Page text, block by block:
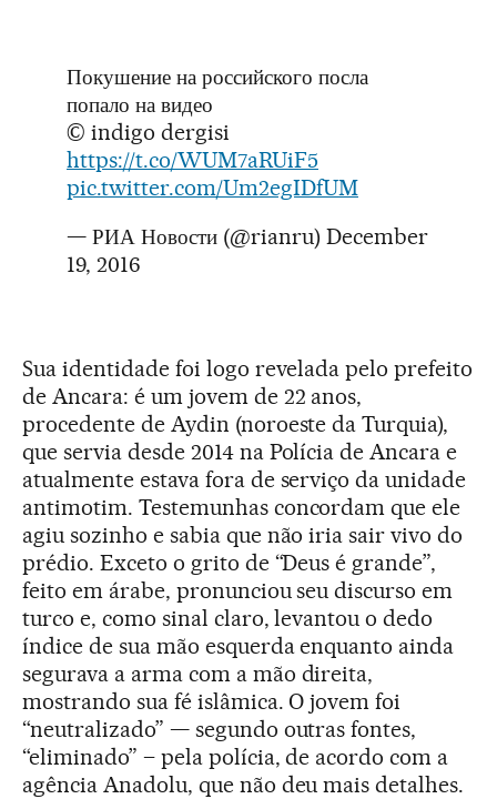
Покушение на российского посла
попало на видео
© indigo dergisi
https://t.co/WUM7aRUiF5
pic.twitter.com/Um2egIDfUM
— РИА Новости (@rianru) December
19, 2016
Sua identidade foi logo revelada pelo prefeito
de Ancara: é um jovem de 22 anos,
procedente de Aydin (noroeste da Turquia),
que servia desde 2014 na Polícia de Ancara e
atualmente estava fora de serviço da unidade
antimotim. Testemunhas concordam que ele
agiu sozinho e sabia que não iria sair vivo do
prédio. Exceto o grito de “Deus é grande”,
feito em árabe, pronunciou seu discurso em
turco e, como sinal claro, levantou o dedo
índice de sua mão esquerda enquanto ainda
segurava a arma com a mão direita,
mostrando sua fé islâmica. O jovem foi
“neutralizado” — segundo outras fontes,
“eliminado” – pela polícia, de acordo com a
agência Anadolu, que não deu mais detalhes.